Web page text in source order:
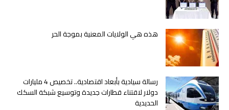
هذه هي الولايات المعنية بموجة الحر
رسالة سيادية بأبعاد اقتصادية.. تخصيص 4 مليارات
دولار لاقتناء قطارات جديدة وتوسيع شبكة السكك
الحديدية